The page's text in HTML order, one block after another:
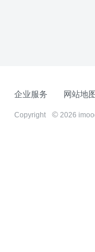
企业服务 网站地图
Copyright 2026